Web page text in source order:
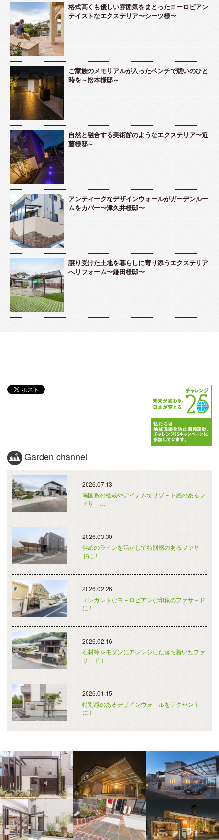
格式高くも優しい雰囲気をまとったヨーロピアン
テイストなエクステリア〜シーツ様〜
ご家族のメモリアルが入ったベンチで憩いのひと
時を～松本様邸～
自然と融合する美術館のようなエクステリア〜近
藤様邸～
アンティークなデザインウォールがガーデンルー
ムをカバー〜津久井様邸〜
譲り受けた土地を暮らしに寄り添うエクステリア
へリフォーム〜鎌田様邸〜
Garden channel
2026.07.13
南国系の植栽やアイテムでリゾ－ト感のあるフ
ァサ－…
2026.03.30
斜めのラインを活かして特別感のあるファサ－
ドに！
2026.02.26
エレガントなヨ－ロピアンな印象のファサ－ド
に！
2026.02.16
石材等をモダンにアレンジした落ち着いたファ
サ－ド！
2026.01.15
特別感のあるデザインウォ－ルをアクセント
に！